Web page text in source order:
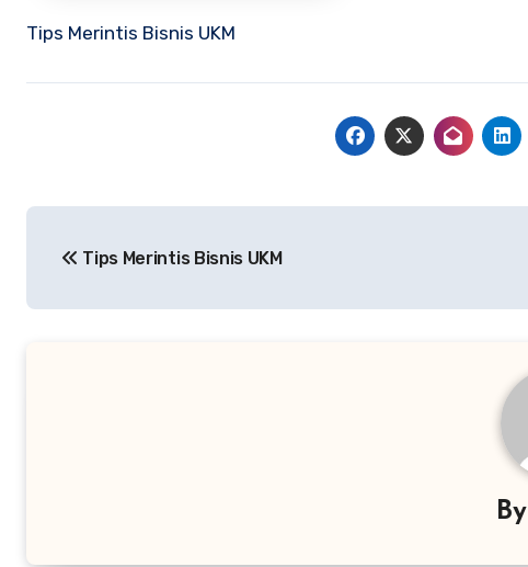
Tips Merintis Bisnis UKM
pos Tips Merintis Bisnis UKM
By